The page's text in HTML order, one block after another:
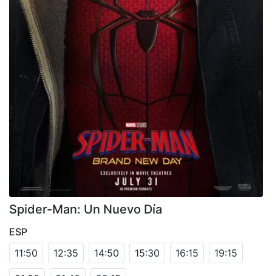
Spider-Man: Un Nuevo Día
ESP
11:50
12:35 14:50 15:30 16:15 19:15